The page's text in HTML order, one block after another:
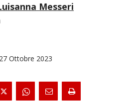
Messeri
27 Ottobre 2023